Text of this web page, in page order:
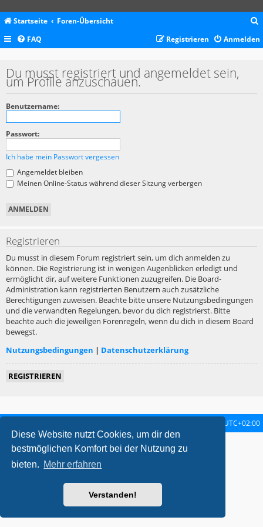
Diese Website nutzt Cookies, um dir den
bestmöglichen Komfort bei der Nutzung zu
bieten. Mehr erfahren
Verstanden!
Startseite Foren-Übersicht
c
FAQ Anmelden
Registrieren
Du musst registriert und angemeldet sein,
um Profile anzuschauen.
Benutzername:
Passwort:
Ich habe mein Passwort vergessen
Angemeldet bleiben
Meinen Online-Status während dieser Sitzung verbergen
Registrieren
Du musst in diesem Forum registriert sein, um dich anmelden zu
können. Die Registrierung ist in wenigen Augenblicken erledigt und
ermöglicht dir, auf weitere Funktionen zuzugreifen. Die Board-
Administration kann registrierten Benutzern auch zusätzliche
Berechtigungen zuweisen. Beachte bitte unsere Nutzungsbedingungen
und die verwandten Regelungen, bevor du dich registrierst. Bitte
beachte auch die jeweiligen Forenregeln, wenn du dich in diesem Board
bewegst.
Nutzungsbedingungen | Datenschutzerklärung
REGISTRIEREN
UTC+02:00
metrolike style by Eric Seguin Updated for phpBB3.2 by
Powered byphpBB ® Forum Software © phpBB Limited
Deutsche Übersetzung durch